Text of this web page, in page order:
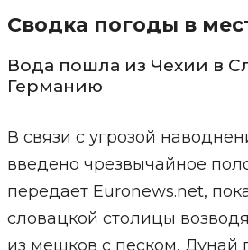
Сводка погоды в
Вода пошла из Чехии в
Германию
В связи с угрозой
введено чрезвычайное
передает Euronews.net,
словацкой столицы
из мешков с песком, Дунай